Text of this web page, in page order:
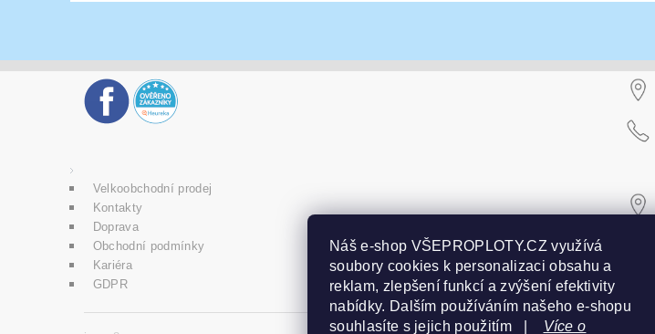
Velkoobchodní prodej
Kontakty
Doprava
Obchodní podmínky
Kariéra
GDPR
Náš e-shop VŠEPROPLOTY.CZ využívá
soubory cookies k personalizaci obsahu a
reklam, zlepšení funkcí a zvýšení efektivity
nabídky. Dalším používáním našeho e-shopu
souhlasíte s jejich použitím | Více o